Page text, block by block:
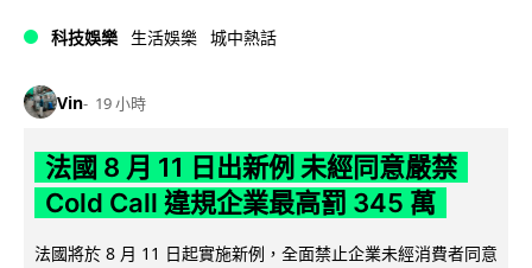
科技娛樂 生活娛樂 城中熱話
Vin 19 小時
法國 8 月 11 日出新例 未經同意嚴禁
Cold Call 違規企業最高罰 345 萬
法國將於 8 月 11 日起實施新例，全面禁止企業未經消費者同意